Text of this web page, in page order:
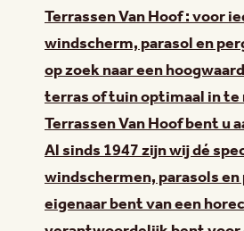
Terrassen Van Hoof : voor
windscherm, parasol en
op zoek naar een
terras of tuin optimaal in
Terrassen Van Hoof bent u
Al sinds 1947 zijn wij dé
windschermen, parasols en
eigenaar bent van een